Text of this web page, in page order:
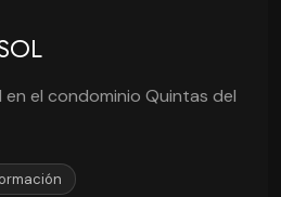
el condominio Quintas del